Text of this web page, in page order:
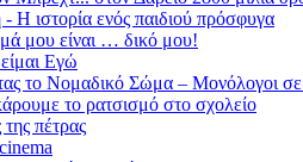
- Η ιστορία ενός παιδιού πρόσφυγα
μου είναι … δικό μου!
Εγώ
το Νομαδικό Σώμα – Μονόλογοι σε
το ρατσισμό στο σχολείο
πέτρας